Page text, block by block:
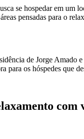
se hospedar em um
pensadas para o
de Jorge Amado
para os hóspedes que
com